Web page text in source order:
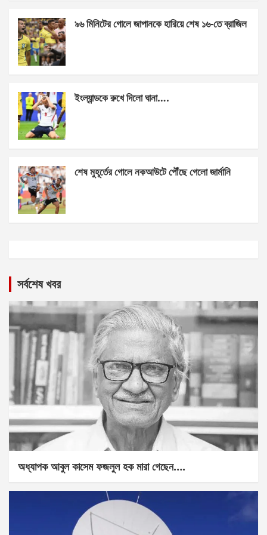
k
p
৯৬ মিনিটের গোলে জাপানকে হারিয়ে শেষ ১৬-তে ব্রাজিল
ইংল্যান্ডকে রুখে দিলো ঘানা….
শেষ মুহূর্তের গোলে নকআউটে পৌঁছে গেলো জার্মানি
সর্বশেষ খবর
অধ্যাপক আবুল কাসেম ফজলুল হক মারা গেছেন….